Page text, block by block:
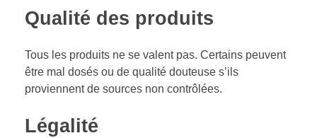
Qualité des produits
Tous les produits ne se valent pas. Certains peuvent
être mal dosés ou de qualité douteuse s’ils
proviennent de sources non contrôlées.
Légalité